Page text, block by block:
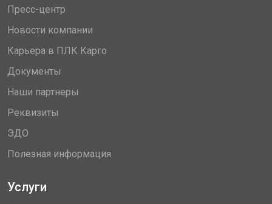
Пресс-центр
Новости компании
Карьера в ПЛК Карго
Документы
Наши партнеры
Реквизиты
ЭДО
Полезная информация
Услуги